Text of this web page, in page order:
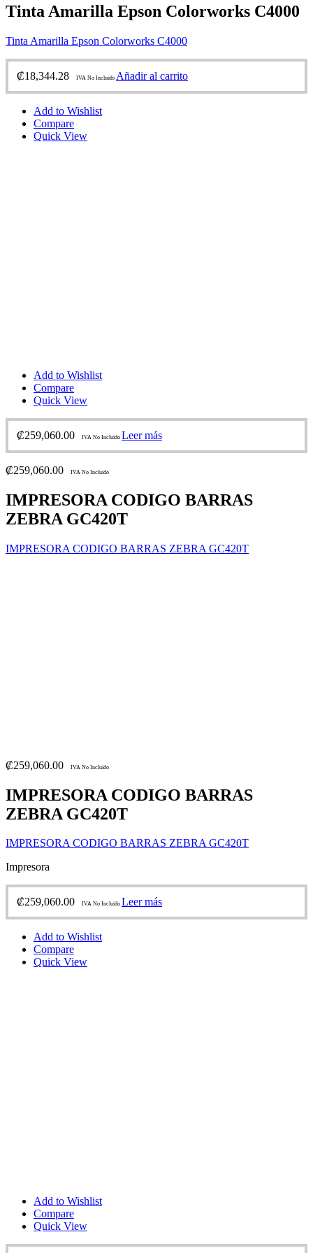
Tinta Amarilla Epson Colorworks C4000
Tinta Amarilla Epson Colorworks C4000
₡18,344.28 IVA No Incluido Añadir al carrito
Add to Wishlist
Compare
Quick View
Add to Wishlist
Compare
Quick View
₡259,060.00 IVA No Incluido Leer más
₡259,060.00 IVA No Incluido
IMPRESORA CODIGO BARRAS
ZEBRA GC420T
IMPRESORA CODIGO BARRAS ZEBRA GC420T
₡259,060.00 IVA No Incluido
IMPRESORA CODIGO BARRAS
ZEBRA GC420T
IMPRESORA CODIGO BARRAS ZEBRA GC420T
Impresora
₡259,060.00 IVA No Incluido Leer más
Add to Wishlist
Compare
Quick View
Add to Wishlist
Compare
Quick View